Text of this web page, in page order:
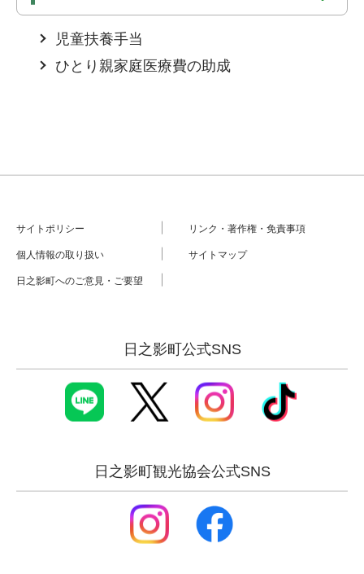
児童扶養手当
ひとり親家庭医療費の助成
サイトポリシー リンク・著作権・免責事項
個人情報の取り扱い サイトマップ
日之影町へのご意見・ご要望
日之影町公式SNS
日之影町観光協会公式SNS